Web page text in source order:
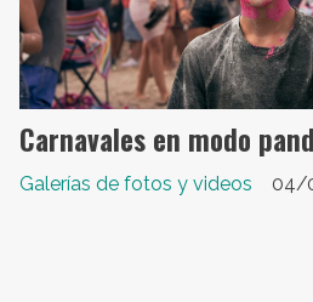
Carnavales en modo
Galerías de fotos y videos 04/